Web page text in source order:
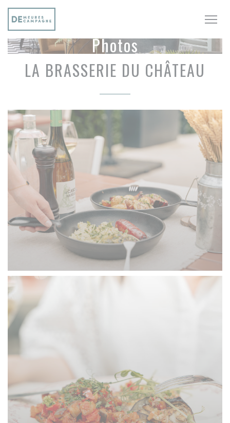
Personnalisation de vos choix en matière de cookies
Photos
LA BRASSERIE DU CHÂTEAU